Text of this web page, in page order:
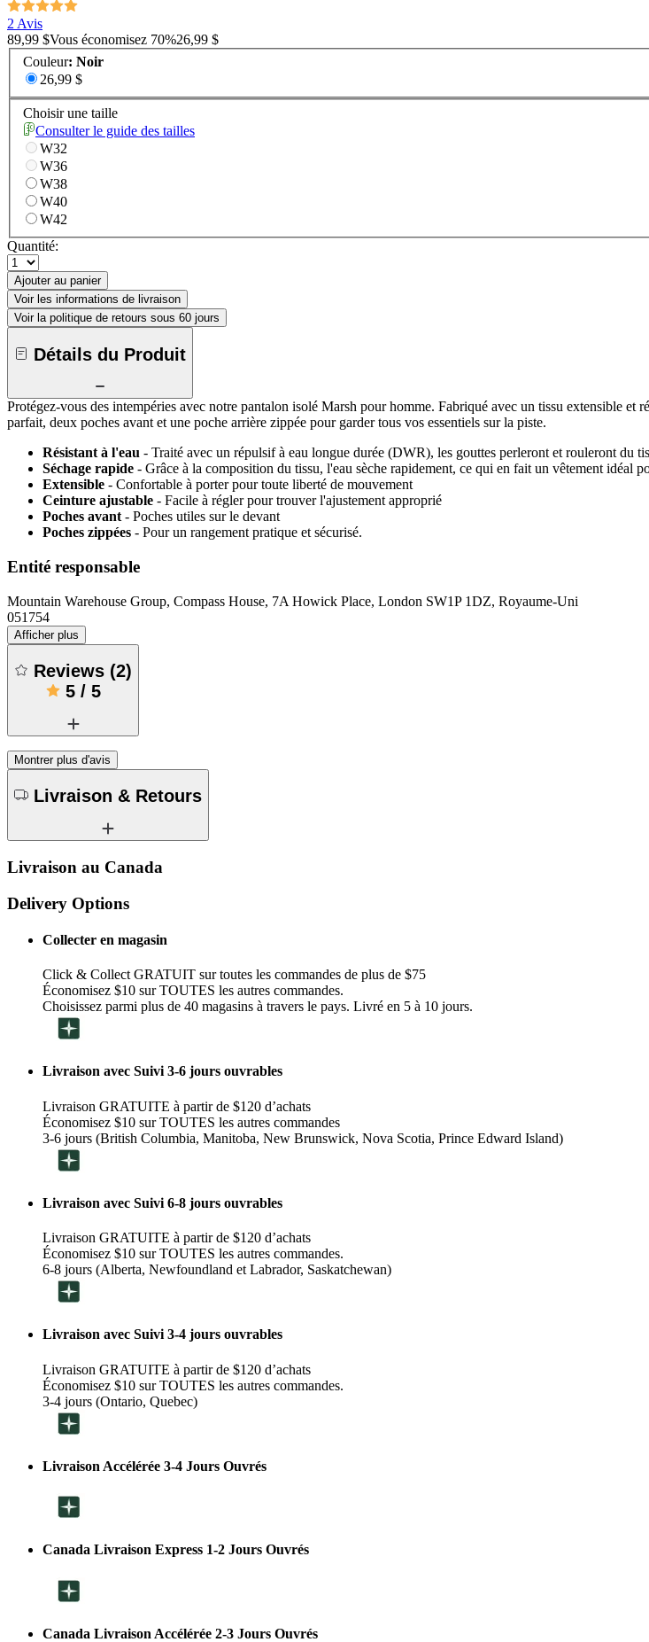
2 Avis
89,99 $Vous économisez 70%26,99 $
Couleur: Noir
26,99 $
Choisir une taille
Consulter le guide des tailles
W32
W36
W38
W40
W42
Quantité:
Ajouter au panier
Voir les informations de livraison
Voir la politique de retours sous 60 jours
Détails du Produit
Protégez-vous des intempéries avec notre pantalon isolé Marsh pour homme. Fabriqué avec un tissu extensible et
parfait, deux poches avant et une poche arrière zippée pour garder tous vos essentiels sur la piste.
Résistant à l'eau - Traité avec un répulsif à eau longue durée (DWR), les gouttes perleront et rouleront du
Séchage rapide - Grâce à la composition du tissu, l'eau sèche rapidement, ce qui en fait un vêtement idéal
Extensible - Confortable à porter pour toute liberté de mouvement
Ceinture ajustable - Facile à régler pour trouver l'ajustement approprié
Poches avant - Poches utiles sur le devant
Poches zippées - Pour un rangement pratique et sécurisé.
Entité responsable
Mountain Warehouse Group, Compass House, 7A Howick Place, London SW1P 1DZ, Royaume-Uni
051754
Afficher plus
Reviews (2)
5/ 5
Montrer plus d'avis
Livraison & Retours
Livraison au Canada
Delivery Options
Collecter en magasin
Click & Collect GRATUIT sur toutes les commandes de plus de $75
Économisez $10 sur TOUTES les autres commandes.
Choisissez parmi plus de 40 magasins à travers le pays. Livré en 5 à 10 jours.
Livraison avec Suivi 3-6 jours ouvrables
Livraison GRATUITE à partir de $120 d’achats
Économisez $10 sur TOUTES les autres commandes
3-6 jours (British Columbia, Manitoba, New Brunswick, Nova Scotia, Prince Edward Island)
Livraison avec Suivi 6-8 jours ouvrables
Livraison GRATUITE à partir de $120 d’achats
Économisez $10 sur TOUTES les autres commandes.
6-8 jours (Alberta, Newfoundland et Labrador, Saskatchewan)
Livraison avec Suivi 3-4 jours ouvrables
Livraison GRATUITE à partir de $120 d’achats
Économisez $10 sur TOUTES les autres commandes.
3-4 jours (Ontario, Quebec)
Livraison Accélérée 3-4 Jours Ouvrés
Canada Livraison Express 1-2 Jours Ouvrés
Canada Livraison Accélérée 2-3 Jours Ouvrés